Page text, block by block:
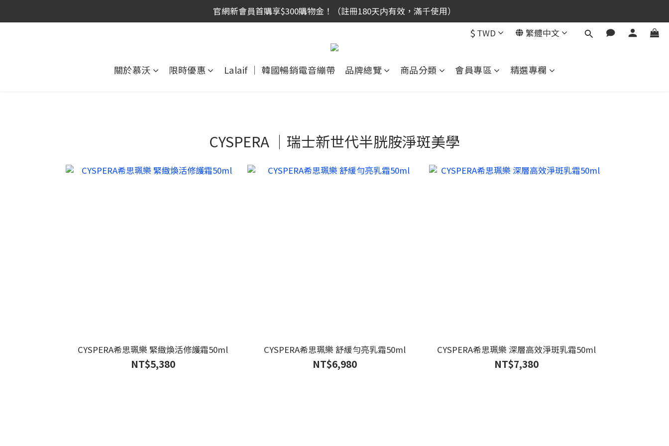
官網新會員首購享$300購物金！（註冊180天内有效，滿千使用）
官網新會員首購享$300購物金！（註冊180天内有效，滿千使用）
$ TWD 繁體中文
關於慕沃 限時優惠 Lalaif ｜ 韓國暢銷電音繃帶 品牌總覽 商品分類 會員專區 精選專欄
CYSPERA ｜瑞士新世代半胱胺淨斑美學
CYSPERA希思珮樂 緊緻煥活修護霜50ml
NT$5,380
CYSPERA希思珮樂 舒緩勻亮乳霜50ml
NT$6,980
CYSPERA希思珮樂 深層高效淨斑乳霜50ml
NT$7,380